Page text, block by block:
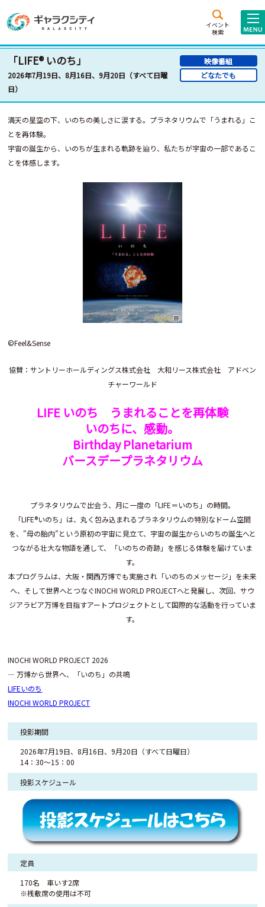
イベント
検索
施設案内
こども
未来創造館
施設･
アトラクション
施設貸出･団体利用
こどもみーてぃんぐ
「LIFE® いのち」
2026年7月19日、8月16日、9月20日（すべて日曜
日）
映像番組
どなたでも
満天の星空の下、いのちの美しさに涙する。プラネタリウムで「うまれる」こ
とを再体験。
宇宙の誕生から、いのちが生まれる軌跡を辿り、私たちが宇宙の一部であるこ
とを体感します。
©︎Feel&Sense
協賛：サントリーホールディングス株式会社 大和リース株式会社 アドベン
チャーワールド
LIFE いのち うまれることを再体験
いのちに、感動。
Birthday Planetarium
バースデープラネタリウム
プラネタリウムで出会う、月に一度の「LIFE＝いのち」の時間。
「LIFE®いのち」は、丸く包み込まれるプラネタリウムの特別なドーム空間
を、"母の胎内”という原初の宇宙に見立て、宇宙の誕生からいのちの誕生へと
つながる壮大な物語を通して、「いのちの奇跡」を感じる体験を届けていま
す。
本プログラムは、大阪・関西万博でも実施され「いのちのメッセージ」を未来
へ、そして世界へとつなぐINOCHI WORLD PROJECTへと発展し、次回、サウ
ジアラビア万博を目指すアートプロジェクトとして国際的な活動を行っていま
す。
INOCHI WORLD PROJECT 2026
― 万博から世界へ、「いのち」の共鳴
LIFEいのち
INOCHI WORLD PROJECT
投影期間
2026年7月19日、8月16日、9月20日（すべて日曜日）
14：30～15：00
投影スケジュール
定員
170名 車いす2席
※桟敷席の使用は不可